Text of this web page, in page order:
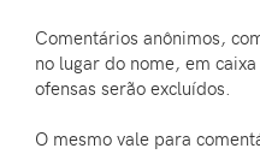
Comentários anônimos,
no lugar do nome, em
ofensas serão excluídos.
O mesmo vale para